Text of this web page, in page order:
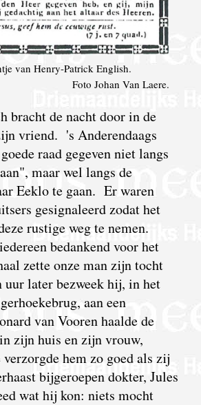
van Henry-Patrick English.
Foto Johan Van Laere.
bracht de nacht door in de
vriend. 's Anderendaags
raad gegeven niet langs
maar wel langs de
Eeklo te gaan. Er waren
gesignaleerd zodat het
rustige weg te nemen.
bedankend voor het
zette onze man zijn tocht
uur later bezweek hij, in het
aan een
van Vooren haalde de
zijn huis en zijn vrouw,
hem zo goed als zij
bijgeroepen dokter, Jules
wat hij kon: niets mocht